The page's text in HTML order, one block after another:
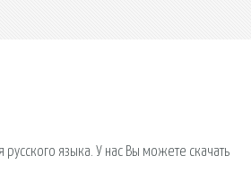
языка. У нас Вы можете скачать